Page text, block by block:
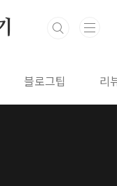
블로그팁 리